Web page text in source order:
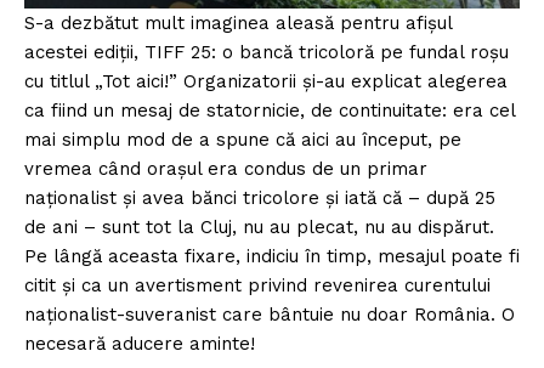
S-a dezbătut mult imaginea aleasă pentru afișul
acestei ediții, TIFF 25: o bancă tricoloră pe fundal roșu
cu titlul „Tot aici!” Organizatorii și-au explicat alegerea
ca fiind un mesaj de statornicie, de continuitate: era cel
mai simplu mod de a spune că aici au început, pe
vremea când orașul era condus de un primar
naționalist și avea bănci tricolore și iată că – după 25
de ani – sunt tot la Cluj, nu au plecat, nu au dispărut.
Pe lângă aceasta fixare, indiciu în timp, mesajul poate fi
citit și ca un avertisment privind revenirea curentului
naționalist-suveranist care bântuie nu doar România. O
necesară aducere aminte!